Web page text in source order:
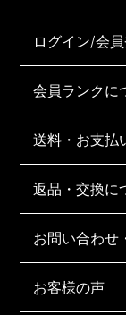
ログイン/会
会員ランクに
送料・お支払
返品・交換に
お問い合わせ
お客様の声